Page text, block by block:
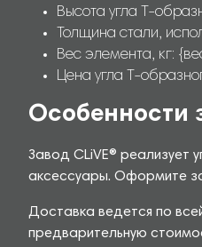
Высота угла Т-
Толщина стали,
Вес элемента, кг:
Цена угла Т-
Особенности
Завод CLiVE® реализует
аксессуары. Оформите
Доставка ведется по
предварительную